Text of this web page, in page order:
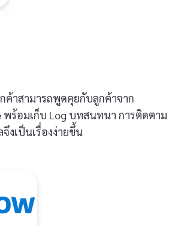
ค้าสามารถพูดคุยกับลูกค้าจาก
พร้อมเก็บ Log บทสนทนา การติดตาม
งเป็นเรื่องง่ายขึ้น